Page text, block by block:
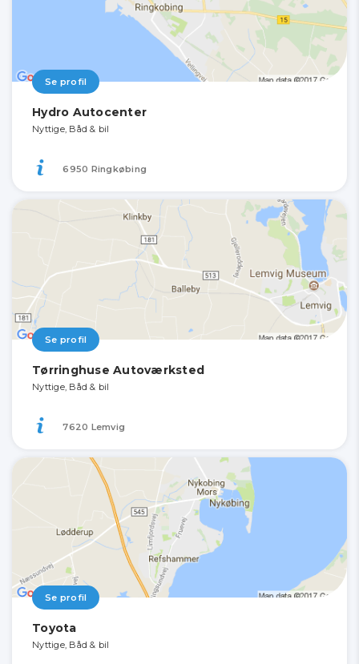
Se profil
Hydro Autocenter
Nyttige, Båd & bil
6950 Ringkøbing
Se profil
Tørringhuse Autoværksted
Nyttige, Båd & bil
7620 Lemvig
Se profil
Toyota
Nyttige, Båd & bil